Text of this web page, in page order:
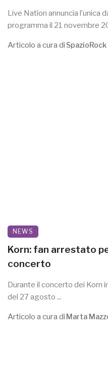
Live Nation annuncia l’unica
programma il 21 novembre
Articolo a cura di
NEWS
Korn: fan arrestato
concerto
Durante il concerto dei Korn
del 27 agosto ...
Articolo a cura di Marta